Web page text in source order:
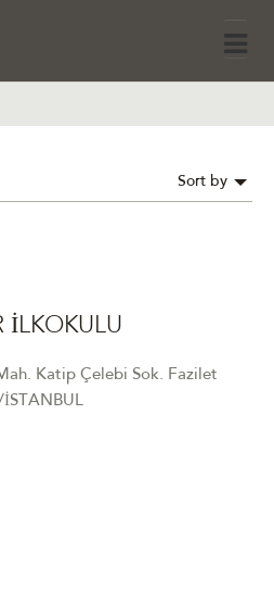
Sort by
İLKOKULU
Katip Çelebi Sok. Fazilet
İSTANBUL